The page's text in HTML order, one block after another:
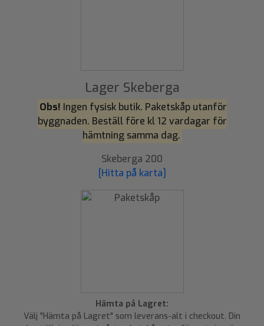
Lager Skeberga
Obs! Ingen fysisk butik. Paketskåp utanför
byggnaden. Beställ före kl 12 vardagar för
hämtning samma dag.
Skeberga 200
[Hitta på karta]
Hämta på Lagret:
Välj "Hämta på Lagret" som leverans-alt i checkout. Din